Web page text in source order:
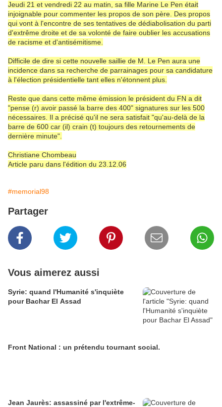
Jeudi 21 et vendredi 22 au matin, sa fille Marine Le Pen était
injoignable pour commenter les propos de son père. Des propos
qui vont à l'encontre de ses tentatives de dédiabolisation du parti
d'extrême droite et de sa volonté de faire oublier les accusations
de racisme et d'antisémitisme.
Difficile de dire si cette nouvelle saillie de M. Le Pen aura une
incidence dans sa recherche de parrainages pour sa candidature
à l'élection présidentielle tant elles n'étonnent plus.
Reste que dans cette même émission le président du FN a dit
"pense (r) avoir passé la barre des 400" signatures sur les 500
nécessaires. Il a précisé qu'il ne sera satisfait "qu'au-delà de la
barre de 600 car (il) crain (t) toujours des retournements de
dernière minute".
Christiane Chombeau
Article paru dans l'édition du 23.12.06
#memorial98
Partager
Vous aimerez aussi
Syrie: quand l'Humanité s'inquiète
pour Bachar El Assad
Front National : un prétendu tournant social.
Jean Jaurès: assassiné par l'extrême-